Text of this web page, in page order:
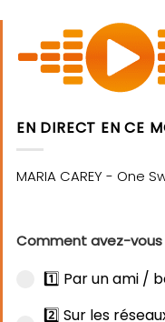
EN DIRECT EN CE
Comment avez-vous
1️⃣ Par un ami /
2️⃣ Sur les